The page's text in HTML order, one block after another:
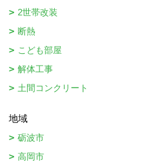
2世帯改装
断熱
こども部屋
解体工事
土間コンクリート
地域
砺波市
高岡市